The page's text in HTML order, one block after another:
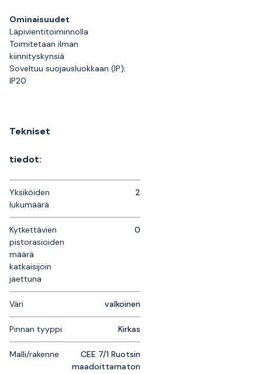
Ominaisuudet
Läpivientitoiminnolla
Toimitetaan ilman
kiinnityskynsiä
Soveltuu suojausluokkaan (IP):
IP20
Tekniset
tiedot:
Yksiköiden
lukumäärä
2
Kytkettävien
pistorasioiden
määrä
katkaisijoin
jaettuna
0
Väri valkoinen
Pinnan tyyppi Kirkas
Malli/rakenne
CEE 7/1 Ruotsin
maadoittamaton